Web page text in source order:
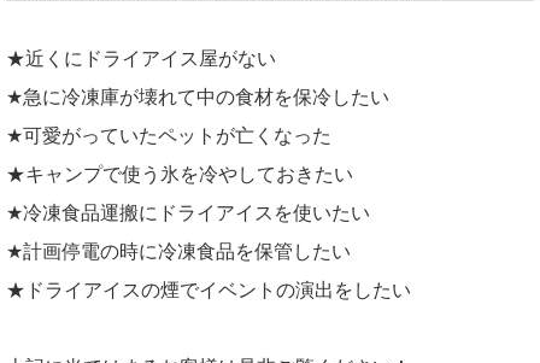
★近くにドライアイス屋がない
★急に冷凍庫が壊れて中の食材を保冷したい
★可愛がっていたペットが亡くなった
★キャンプで使う氷を冷やしておきたい
★冷凍食品運搬にドライアイスを使いたい
★計画停電の時に冷凍食品を保管したい
★ドライアイスの煙でイベントの演出をしたい